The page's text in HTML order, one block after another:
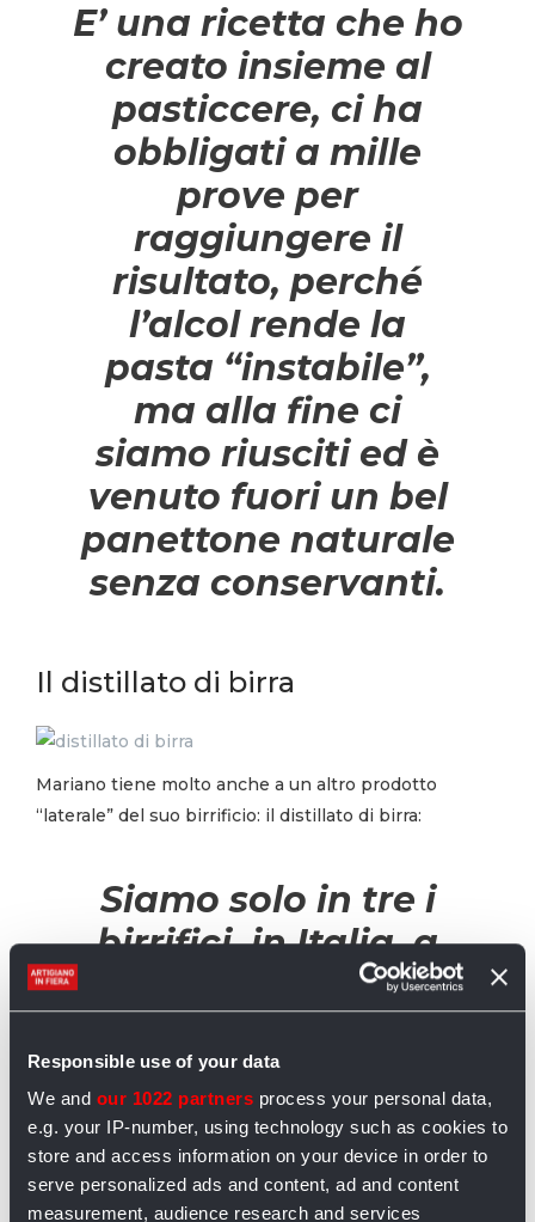
Responsible use of your data
We and our 1022 partners process your personal data,
e.g. your IP-number, using technology such as cookies to
store and access information on your device in order to
serve personalized ads and content, ad and content
measurement, audience research and services
E’ una ricetta che ho
creato insieme al
pasticcere, ci ha
obbligati a mille
prove per
raggiungere il
risultato, perché
l’alcol rende la
pasta “instabile”,
ma alla fine ci
siamo riusciti ed è
venuto fuori un bel
panettone naturale
senza conservanti.
Il distillato di birra
Mariano tiene molto anche a un altro prodotto
“laterale” del suo birrificio: il distillato di birra:
Siamo solo in tre i
birrifici, in Italia, a
distillato
duemilacinquecento
litri di cotta, il nostro
tipico “taglio”, ne
estraiamo